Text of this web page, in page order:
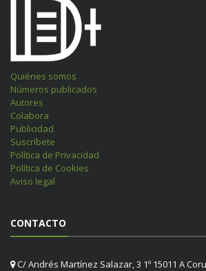
Quiénes somos
Números publicados
Autores
Colabora
Publicidad
Suscríbete
Política de Privacidad
Política de Cookies
Aviso legal
CONTACTO
C/ Andrés Martínez Salazar, 3 1º 15011 A